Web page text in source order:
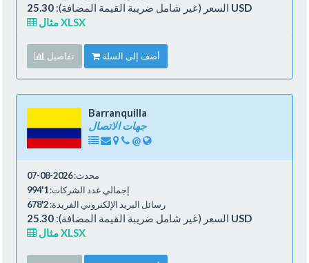
السعر (غير شامل ضريبة القيمة المضافة): 25.30 USD
مثال XLSX
تفاصيل أضف إلى السلة
Barranquilla
جهات الاتصال
@
محدث:2026-08-07
إجمالي عدد الشركات:1'994
رسائل البريد الإلكتروني الفريدة:2'678
السعر (غير شامل ضريبة القيمة المضافة): 25.30 USD
مثال XLSX